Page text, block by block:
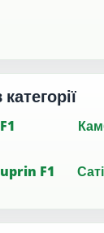
F1